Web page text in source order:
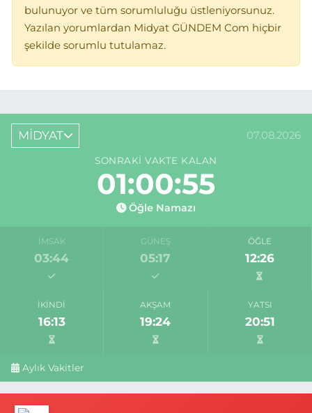
bulunuyor ve tüm sorumluluğu üstleniyorsunuz.
Yazılan yorumlardan Midyat GÜNDEM Com hiçbir
şekilde sorumlu tutulamaz.
MİDYAT 07.08.2026
SONRAKI VAKTE KALAN
01:00:55
Öğle Namazı
İMSAK
03:44
GÜNEŞ
05:17
ÖĞLE
12:26
İKINDI
16:13
AKŞAM
19:24
YATSI
20:51
Aylık Vakitler